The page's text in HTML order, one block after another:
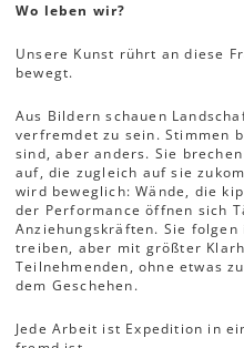
Wo leben wir?
Unsere Kunst rührt an diese
bewegt.
Aus Bildern schauen
verfremdet zu sein. Stimmen
sind, aber anders. Sie
auf, die zugleich auf sie
wird beweglich: Wände, die
der Performance öffnen sich
Anziehungskräften. Sie
treiben, aber mit größter
Teilnehmenden, ohne etwas
dem Geschehen.
Jede Arbeit ist Expedition in